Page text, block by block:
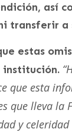
así
transferir
estas
que esta
que lleva la
y